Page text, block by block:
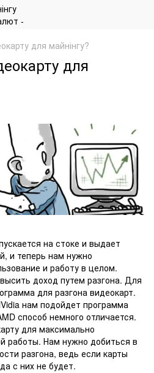
для майнінгу?
для
на стоке и выдает
и теперь нам нужно
и работу в целом.
доход путем разгона. Для
для разгона видеокарт.
нам подойдет программа
способ немного отличается.
для максимально
работы. Нам нужно добиться в
разгона, ведь если карты
с них не будет.